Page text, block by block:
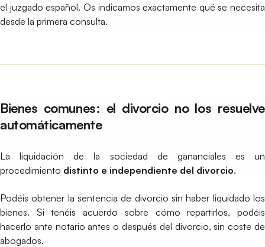
el juzgado español. Os indicamos exactamente qué se necesita
desde la primera consulta.
Bienes comunes: el divorcio no los resuelve
automáticamente
La liquidación de la sociedad de gananciales es un
procedimiento distinto e independiente del divorcio.
Podéis obtener la sentencia de divorcio sin haber liquidado los
bienes. Si tenéis acuerdo sobre cómo repartirlos, podéis
hacerlo ante notario antes o después del divorcio, sin coste de
abogados.